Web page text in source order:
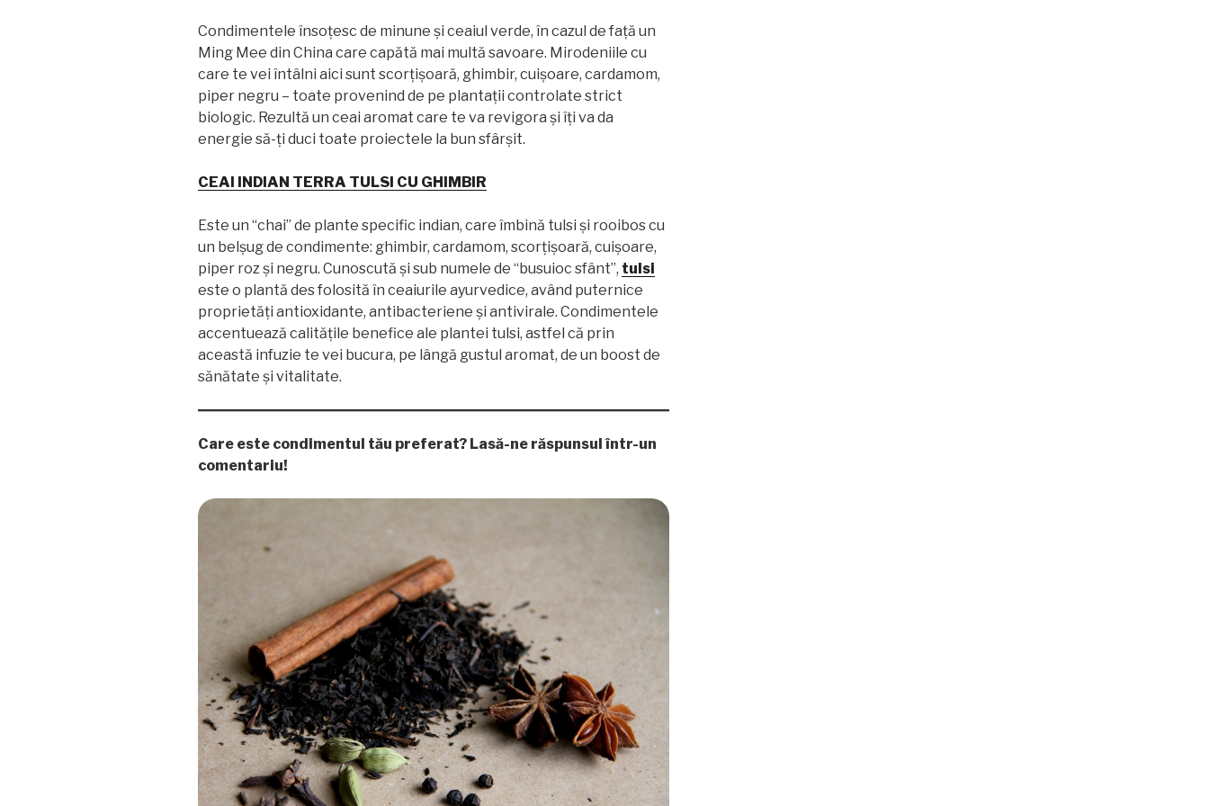
Condimentele însoțesc de minune și ceaiul verde, în cazul de față un
Ming Mee din China care capătă mai multă savoare. Mirodeniile cu
care te vei întâlni aici sunt scorțișoară, ghimbir, cuișoare, cardamom,
piper negru – toate provenind de pe plantații controlate strict
biologic. Rezultă un ceai aromat care te va revigora și îți va da
energie să-ți duci toate proiectele la bun sfârșit.
CEAI INDIAN TERRA TULSI CU GHIMBIR
Este un “chai” de plante specific indian, care îmbină tulsi și rooibos cu
un belșug de condimente: ghimbir, cardamom, scorțișoară, cuișoare,
piper roz și negru. Cunoscută și sub numele de “busuioc sfânt”, tulsi
este o plantă des folosită în ceaiurile ayurvedice, având puternice
proprietăți antioxidante, antibacteriene și antivirale. Condimentele
accentuează calitățile benefice ale plantei tulsi, astfel că prin
această infuzie te vei bucura, pe lângă gustul aromat, de un boost de
sănătate și vitalitate.
Care este condimentul tău preferat? Lasă-ne răspunsul într-un
comentariu!